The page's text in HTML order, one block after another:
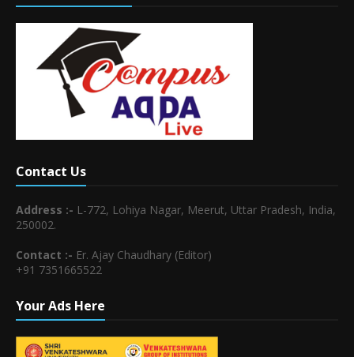
Contact Us
Address :- L-772, Lohiya Nagar, Meerut, Uttar Pradesh, India,
250002.
Contact :- Er. Ajay Chaudhary (Editor)
+91 7351665522
Your Ads Here